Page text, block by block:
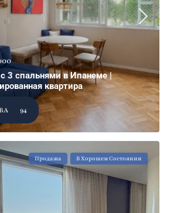
3 спальнями в Ипанеме |
квартира
94
Продажа В Хорошем Состоянии